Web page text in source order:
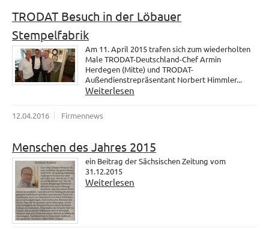
TRODAT Besuch in der Löbauer
Stempelfabrik
Am 11. April 2015 trafen sich zum wiederholten
Male TRODAT-Deutschland-Chef Armin
Herdegen (Mitte) und TRODAT-
Außendienstrepräsentant Norbert Himmler...
Weiterlesen
12.04.2016 Firmennews
Menschen des Jahres 2015
ein Beitrag der Sächsischen Zeitung vom
31.12.2015
Weiterlesen